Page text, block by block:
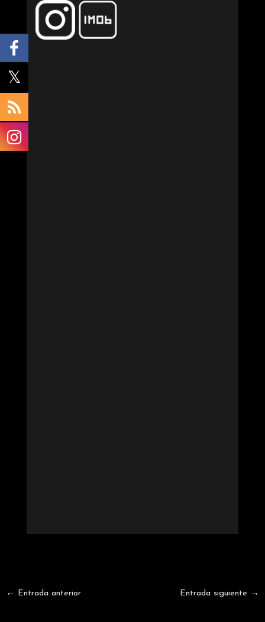
← Entrada anterior Entrada siguiente →